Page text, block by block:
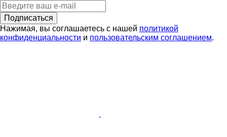
Подписаться
Нажимая, вы соглашаетесь с нашей политикой
конфиденциальности и пользовательским соглашением.